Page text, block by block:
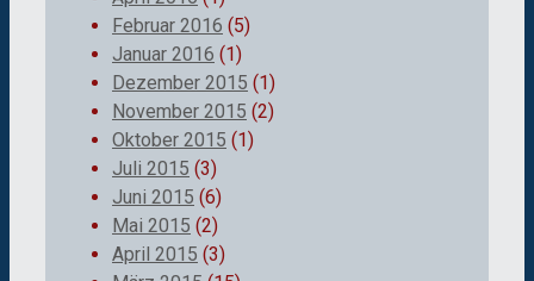
Februar 2016 (5)
Januar 2016 (1)
Dezember 2015 (1)
November 2015 (2)
Oktober 2015 (1)
Juli 2015 (3)
Juni 2015 (6)
Mai 2015 (2)
April 2015 (3)